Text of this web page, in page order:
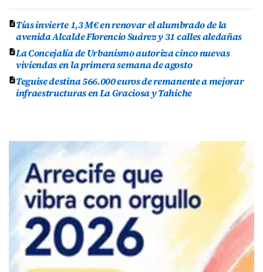
Tías invierte 1,3 M€ en renovar el alumbrado de la
avenida Alcalde Florencio Suárez y 31 calles aledañas
La Concejalía de Urbanismo autoriza cinco nuevas
viviendas en la primera semana de agosto
Teguise destina 566.000 euros de remanente a mejorar
infraestructuras en La Graciosa y Tahiche